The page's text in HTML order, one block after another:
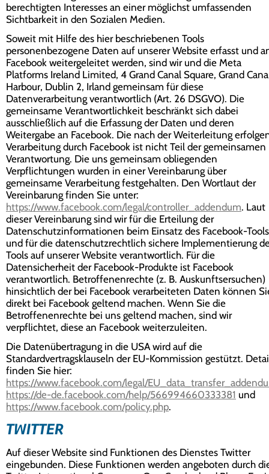
berechtigten Interesses an einer möglichst umfassenden
Sichtbarkeit in den Sozialen Medien.
Soweit mit Hilfe des hier beschriebenen Tools
personenbezogene Daten auf unserer Website erfasst und
Facebook weitergeleitet werden, sind wir und die Meta
Platforms Ireland Limited, 4 Grand Canal Square, Grand
Harbour, Dublin 2, Irland gemeinsam für diese
Datenverarbeitung verantwortlich (Art. 26 DSGVO). Die
gemeinsame Verantwortlichkeit beschränkt sich dabei
ausschließlich auf die Erfassung der Daten und deren
Weitergabe an Facebook. Die nach der Weiterleitung
Verarbeitung durch Facebook ist nicht Teil der gemeinsamen
Verantwortung. Die uns gemeinsam obliegenden
Verpflichtungen wurden in einer Vereinbarung über
gemeinsame Verarbeitung festgehalten. Den Wortlaut der
Vereinbarung finden Sie unter:
https://www.facebook.com/legal/controller_addendum. Laut
dieser Vereinbarung sind wir für die Erteilung der
Datenschutzinformationen beim Einsatz des Facebook-Tools
und für die datenschutzrechtlich sichere Implementierung
Tools auf unserer Website verantwortlich. Für die
Datensicherheit der Facebook-Produkte ist Facebook
verantwortlich. Betroffenenrechte (z. B. Auskunftsersuchen)
hinsichtlich der bei Facebook verarbeiteten Daten können
direkt bei Facebook geltend machen. Wenn Sie die
Betroffenenrechte bei uns geltend machen, sind wir
verpflichtet, diese an Facebook weiterzuleiten.
Die Datenübertragung in die USA wird auf die
Standardvertragsklauseln der EU-Kommission gestützt.
finden Sie hier:
https://www.facebook.com/legal/
https://de-de.facebook.com/help/566994660333381 und
https://www.facebook.com/policy.php.
TWITTER
Auf dieser Website sind Funktionen des Dienstes Twitter
eingebunden. Diese Funktionen werden angeboten durch